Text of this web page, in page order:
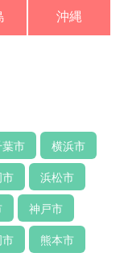
沖縄
市
横浜市
浜松市
神戸市
熊本市